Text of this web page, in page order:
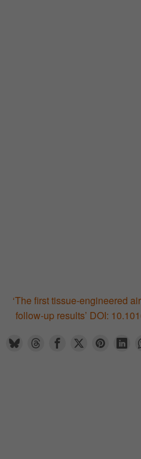
‘The first tissue-engineered
follow-up results’ DOI: